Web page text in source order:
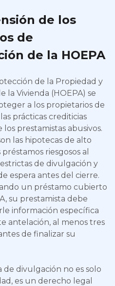
de los
de
de la HOEPA
de la Propiedad y
la Vivienda (HOEPA) se
a los propietarios de
prácticas crediticias
los prestamistas abusivos.
las hipotecas de alto
riesgosos al
de divulgación y
espera antes del cierre.
un préstamo cubierto
su prestamista debe
información específica
antelación, al menos tres
de finalizar su
de divulgación no es solo
es un derecho legal